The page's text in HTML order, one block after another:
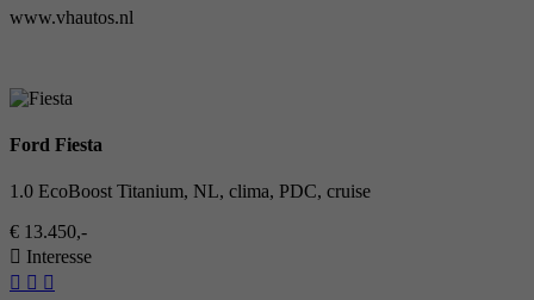
www.vhautos.nl
Ford Fiesta
1.0 EcoBoost Titanium, NL, clima, PDC, cruise
€ 13.450,-
Interesse